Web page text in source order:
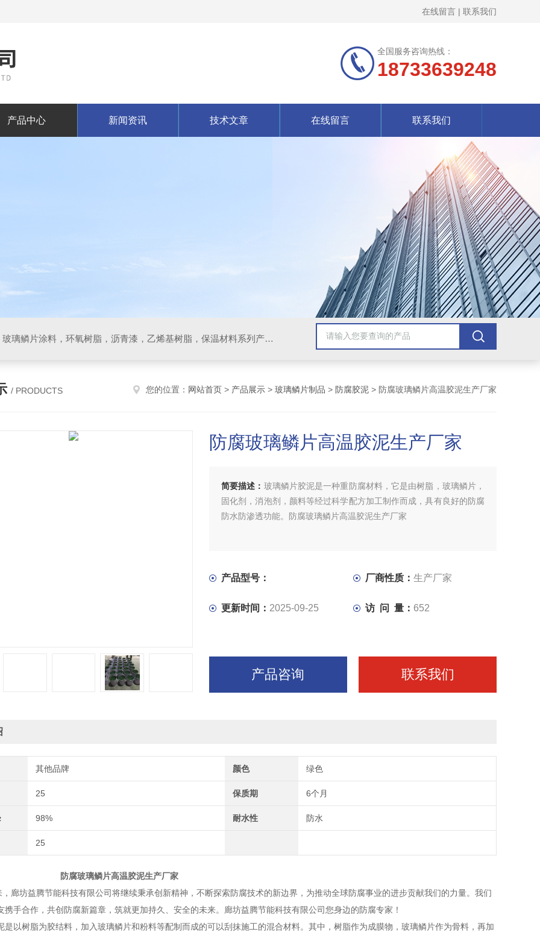
在线留言 | 联系我们
全国服务咨询热线：
18733639248
产品中心 新闻资讯 技术文章 在线留言 联系我们
防腐材料，玻璃鳞片胶泥，玻璃鳞片涂料，环氧树脂，沥青漆，乙烯基树脂，保温材料系列产品。
/ PRODUCTS 您的位置： 网站首页 > 产品展示 > 玻璃鳞片制品 > 防腐胶泥 > 防腐玻璃鳞片高温胶泥生产厂家
防腐玻璃鳞片高温胶泥生产厂家
简要描述： 玻璃鳞片胶泥是一种重防腐材料，它是由树脂，玻璃鳞片，
固化剂，消泡剂，颜料等经过科学配方加工制作而成，具有良好的防腐
防水防渗透功能。防腐玻璃鳞片高温胶泥生产厂家
产品型号： 厂商性质： 生产厂家
更新时间： 2025-09-25 访 问 量： 652
产品咨询 联系我们
其他品牌 颜色 绿色
25 保质期 6个月
98% 耐水性 防水
25
璃鳞片高温胶泥生产厂家
坊益腾节能科技有限公司将继续秉承创新精神，不断探索防腐技术的新边界，为推动全球防腐事业的进步贡献我们的力量。我们
携手合作，共创防腐新篇章，筑就更加持久、安全的未来。廊坊益腾节能科技有限公司您身边的防腐专家！
是以树脂为胶结料，加入玻璃鳞片和粉料等配制而成的可以刮抹施工的混合材料。其中，树脂作为成膜物，玻璃鳞片作为骨料，再加